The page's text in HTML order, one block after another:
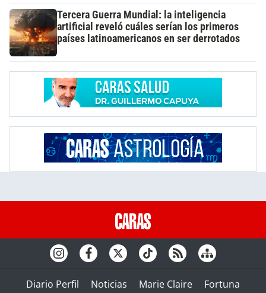
Tercera Guerra Mundial: la inteligencia
artificial reveló cuáles serían los primeros
países latinoamericanos en ser derrotados
Diario Perfil Noticias Marie Claire Fortuna